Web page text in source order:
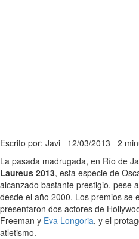
Escrito por: Javi 12/03/2013 2
La pasada madrugada, en Río de
Laureus 2013, esta especie de
alcanzado bastante prestigio, pese
desde el año 2000. Los premios se
presentaron dos actores de
Freeman y Eva Longoria, y el
atletismo.